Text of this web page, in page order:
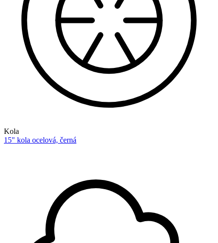
Kola
15" kola ocelová, černá